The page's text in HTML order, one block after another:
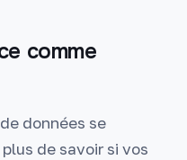
comme
données se
de savoir si vos